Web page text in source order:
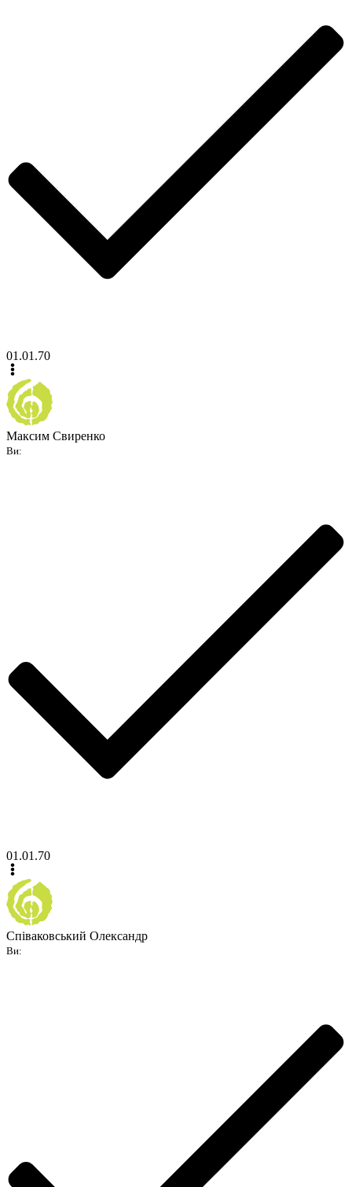
01.01.70
Максим Свиренко
Ви:
01.01.70
Співаковський Олександр
Ви: